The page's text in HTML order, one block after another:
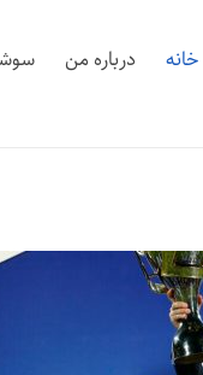
خانه درباره من